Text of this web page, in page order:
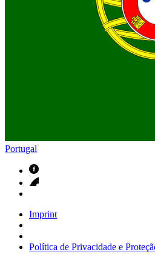
Em diálogo com a B. Braun.
Portugal
Imprint
Política de Privacidade e